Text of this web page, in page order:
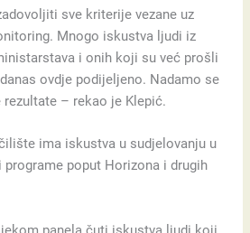
sve kriterije vezane uz
Mnogo iskustva ljudi iz
i onih koji su već prošli
ovdje podijeljeno. Nadamo se
– rekao je Klepić.
ima iskustva u sudjelovanju u
poput Horizona i drugih